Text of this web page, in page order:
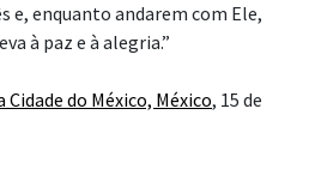
e, enquanto andarem com Ele,
à paz e à alegria.”
do México, México, 15 de